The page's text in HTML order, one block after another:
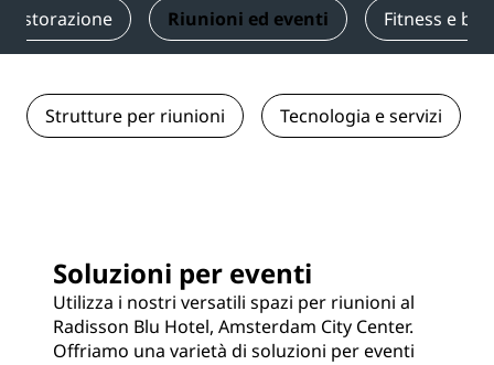
Ristorazione Riunioni ed eventi Fitness e
Strutture per riunioni Tecnologia e servizi
Soluzioni per eventi
Utilizza i nostri versatili spazi per riunioni al
Radisson Blu Hotel, Amsterdam City Center.
Offriamo una varietà di soluzioni per eventi